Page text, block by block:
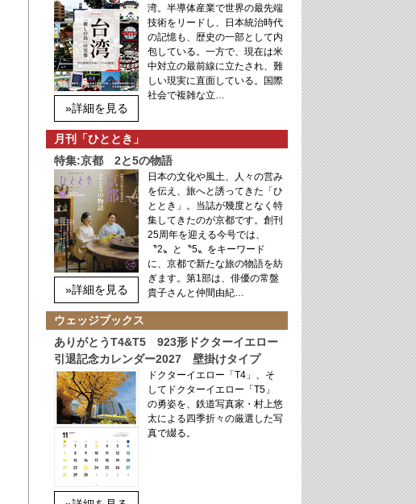
»詳細を見る
湾。半導体産業で世界の最先端
技術をリードし、日本統治時代
の記憶も、歴史の一部として内
包している。一方で、現在は米
中対立の最前線に立たされ、難
しい現実に直面している。国際
社会で複雑な立…
月刊「ひととき」
特集:京都 2と5の物語
»詳細を見る
日本の文化や風土、人々の営み
を伝え、旅へと誘ってきた「ひ
ととき」。当誌が幾度となく特
集してきたのが京都です。創刊
25周年を迎える今号では、
〝2〟と〝5〟をキーワード
に、京都で新たな旅の物語を紡
ぎます。第1部は、俳優の常盤
貴子さんと仲間由紀…
ウェッジブックス
ありがとうT4&T5 923形ドクターイエロー
引退記念カレンダー2027 壁掛けタイプ
ドクターイエロー「T4」、そ
してドクターイエロー「T5」
の勇姿を、鉄道写真家・村上悠
太による四季折々の厳選した写
真で綴る。